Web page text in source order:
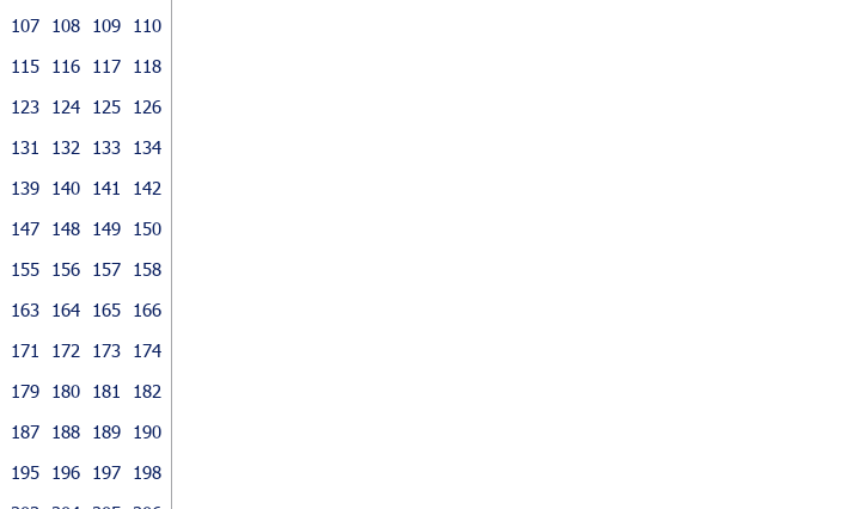
107 108 109
110
115 116 117
118
123 124 125
126
131 132 133
134
139 140 141
142
147 148 149
150
155 156 157
158
163 164 165
166
171 172 173
174
179 180 181
182
187 188 189
190
195 196 197
198